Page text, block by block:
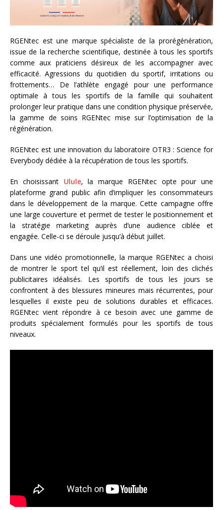
RGENtec est une marque spécialiste de la prorégénération,
issue de la recherche scientifique, destinée à tous les sportifs
comme aux praticiens désireux de les accompagner avec
efficacité. Agressions du quotidien du sportif, irritations ou
frottements… De l’athlète engagé pour une performance
optimale à tous les sportifs de la famille qui souhaitent
prolonger leur pratique dans une condition physique préservée,
la gamme de soins RGENtec mise sur l’optimisation de la
régénération.
RGENtec est une innovation du laboratoire OTR3 : Science for
Everybody dédiée à la récupération de tous les sportifs.
En choisissant Ulule, la marque RGENtec opte pour une
plateforme grand public afin d’impliquer les consommateurs
dans le développement de la marque. Cette campagne offre
une large couverture et permet de tester le positionnement et
la stratégie marketing auprès d’une audience ciblée et
engagée. Celle-ci se déroule jusqu’à début juillet.
Dans une vidéo promotionnelle, la marque RGENtec a choisi
de montrer le sport tel qu’il est réellement, loin des clichés
publicitaires idéalisés. Les sportifs de tous les jours se
confrontent à des blessures mineures mais récurrentes, pour
lesquelles il existe peu de solutions durables et efficaces.
RGENtec vient répondre à ce besoin avec une gamme de
produits spécialement formulés pour les sportifs de tous
niveaux.